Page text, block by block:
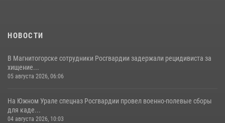
НОВОСТИ
В Магнитогорске сотрудники Росгвардии задержали рецидивиста за
хищение...
05 августа 2026, 06:06
На Южном Урале спецназ Росгвардии провел военно-полевые сборы
для каде...
04 августа 2026, 10:03